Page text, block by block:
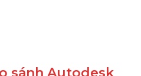
sánh Autodesk